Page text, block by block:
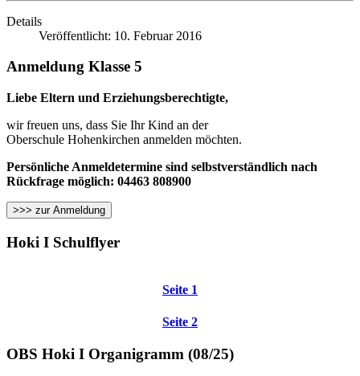
Details
Veröffentlicht: 10. Februar 2016
Anmeldung Klasse 5
Liebe Eltern und Erziehungsberechtigte,
wir freuen uns, dass Sie Ihr Kind an der
Oberschule Hohenkirchen anmelden möchten.
Persönliche Anmeldetermine sind selbstverständlich nach
Rückfrage möglich: 04463 808900
>>> zur Anmeldung
Hoki I Schulflyer
Seite 1
Seite 2
OBS Hoki I Organigramm (08/25)